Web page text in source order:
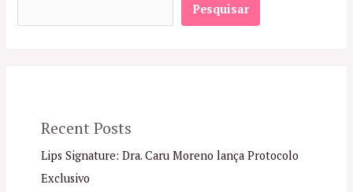
Pesquisar
Recent Posts
Lips Signature: Dra. Caru Moreno lança Protocolo
Exclusivo